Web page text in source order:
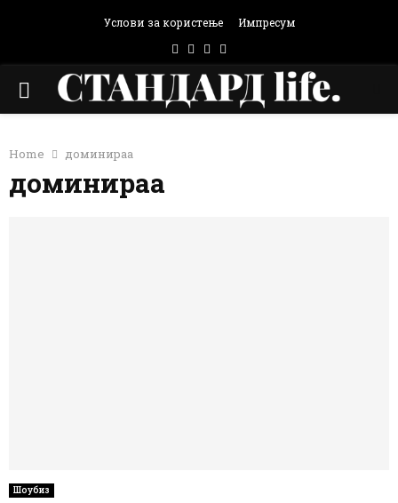
Услови за користење Импресум
Facebook
Instagram
Email
PRIMARY
Home доминираа
доминираа
Шоубиз